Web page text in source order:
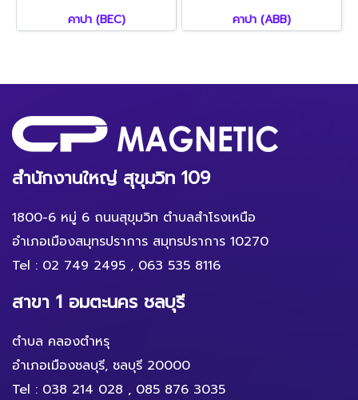
คาปา (BEC) คาปา (ABB)
สำนักงานใหญ่ สุขุมวิท 109
1800-6 หมู่ 6 ถนนสุขุมวิท ตำบลสำโรงเหนือ
อำเภอเมืองสมุทรปราการ สมุทรปราการ 10270
Tel : 02 749 2495 , 063 535 8116
สาขา 1 อมตะนคร ชลบุรี
ตำบล คลองตำหรุ
อำเภอเมืองชลบุรี, ชลบุรี 20000
Tel : 038 214 028 , 085 876 3035